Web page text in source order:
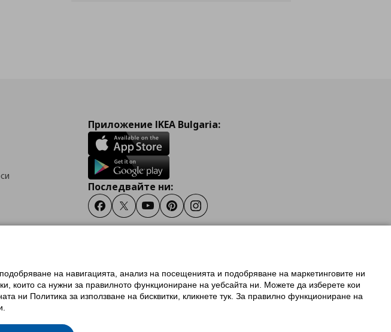
Приложение IKEA Bulgaria:
Последвайте ни:
FacebookTwitterYoutubePinterestInstagram
на бисквиткиУсловия за ползване на ikea.bg
Общи условия на програма IKEA Family
на навигацията, анализ на посещенията и подобряване на маркетинговите ни
които са нужни за правилното функциониране на уебсайта ни. Можете да изберете кои
ни Политика за използване на бисквитки, кликнете тук. За правилно функциониране на